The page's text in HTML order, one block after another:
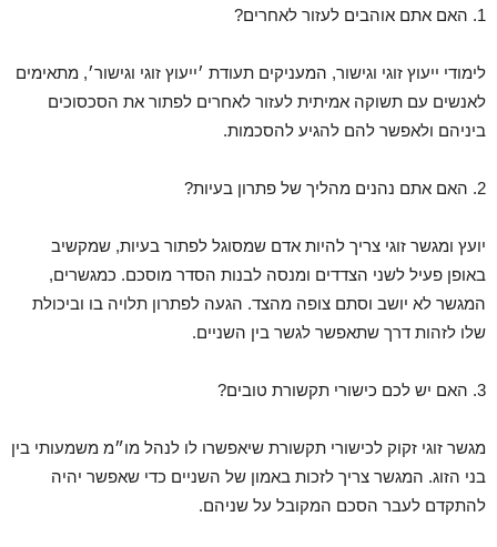
1. האם אתם אוהבים לעזור לאחרים?
לימודי ייעוץ זוגי וגישור, המעניקים תעודת ׳ייעוץ זוגי וגישור׳, מתאימים
לאנשים עם תשוקה אמיתית לעזור לאחרים לפתור את הסכסוכים
ביניהם ולאפשר להם להגיע להסכמות.
2. האם אתם נהנים מהליך של פתרון בעיות?
יועץ ומגשר זוגי צריך להיות אדם שמסוגל לפתור בעיות, שמקשיב
באופן פעיל לשני הצדדים ומנסה לבנות הסדר מוסכם. כמגשרים,
המגשר לא יושב וסתם צופה מהצד. הגעה לפתרון תלויה בו וביכולת
שלו לזהות דרך שתאפשר לגשר בין השניים.
3. האם יש לכם כישורי תקשורת טובים?
מגשר זוגי זקוק לכישורי תקשורת שיאפשרו לו לנהל מו״מ משמעותי בין
בני הזוג. המגשר צריך לזכות באמון של השניים כדי שאפשר יהיה
להתקדם לעבר הסכם המקובל על שניהם.